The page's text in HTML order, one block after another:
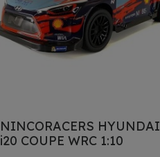
NINCORACERS HYUNDAI
i20 COUPE WRC 1:10